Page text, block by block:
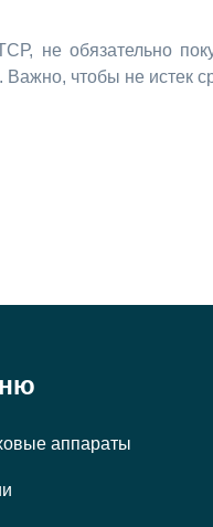
не обязательно
чтобы не истек
аппараты